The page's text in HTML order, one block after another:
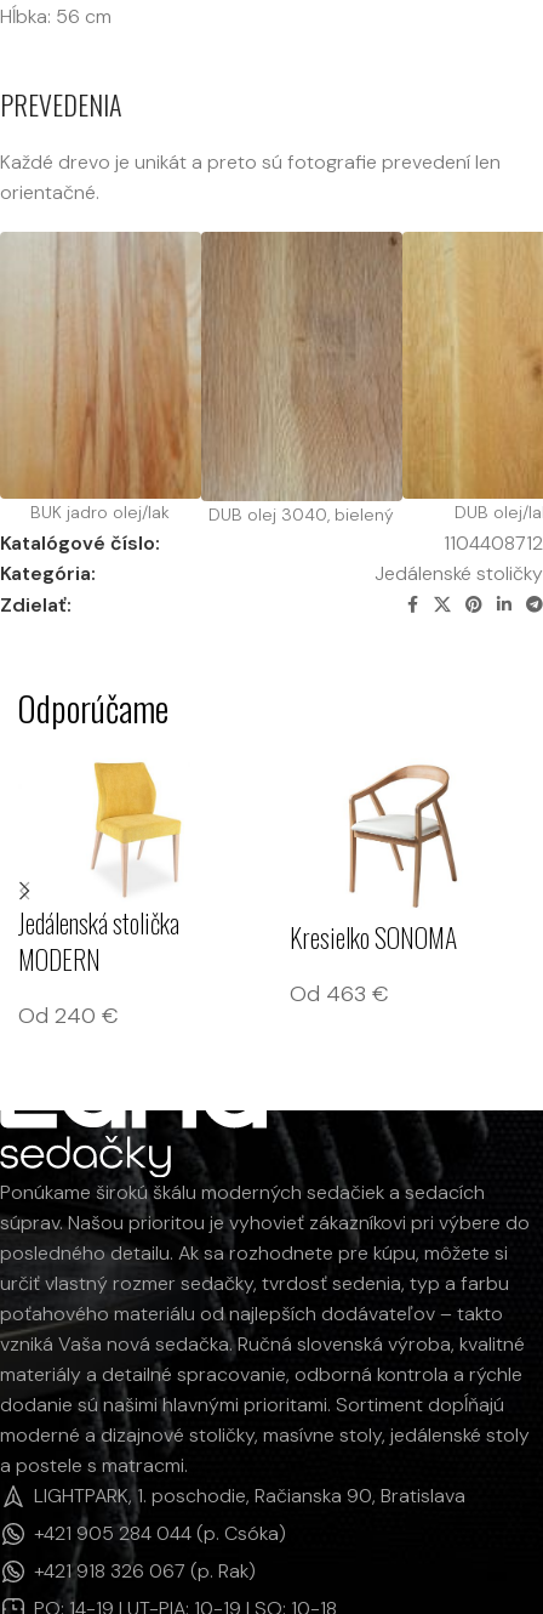
Hĺbka: 56 cm
PREVEDENIA
Každé drevo je unikát a preto sú fotografie prevedení len
orientačné.
BUK jadro olej/lak DUB olej 3040, bielený DUB olej/
Katalógové číslo:
1104408712
Kategória:
Jedálenské stoličky
Zdielať:
Odporúčame
Jedálenská stolička
MODERN
Od 240 €
Kresielko SONOMA
Od 463 €
Ponúkame širokú škálu moderných sedačiek a sedacích
súprav. Našou prioritou je vyhovieť zákazníkovi pri výbere do
posledného detailu. Ak sa rozhodnete pre kúpu, môžete si
určiť vlastný rozmer sedačky, tvrdosť sedenia, typ a farbu
poťahového materiálu od najlepších dodávateľov – takto
vzniká Vaša nová sedačka. Ručná slovenská výroba, kvalitné
materiály a detailné spracovanie, odborná kontrola a rýchle
dodanie sú našimi hlavnými prioritami. Sortiment dopĺňajú
moderné a dizajnové stoličky, masívne stoly, jedálenské stoly
a postele s matracmi.
LIGHTPARK, 1. poschodie, Račianska 90, Bratislava
+421 905 284 044 (p. Csóka)
+421 918 326 067 (p. Rak)
PO: 14-19 | UT-PIA: 10-19 | SO: 10-18